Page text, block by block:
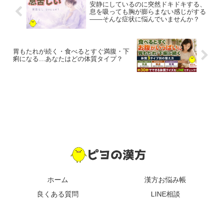
安静にしているのに突然ドキドキする、
息を吸っても胸が膨らまない感じがする
——そんな症状に悩んでいませんか？
胃もたれが続く・食べるとすぐ満腹・下
痢になる…あなたはどの体質タイプ？
ホーム
漢方お悩み帳
良くある質問
LINE相談